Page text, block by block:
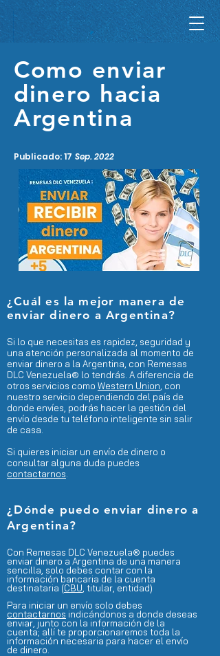
Como enviar
dinero hacia
Argentina
Publicado: 17 Sep. 2022
¿Cuál
es la mejor manera de
enviar dinero a Argentina?
Si lo que necesitas es rapidez, seguridad y
una atención personalizada al momento de
enviar dinero a la Argentina, con Remesas
DLC Venezuela® lo tendrás. A diferencia de
otros servicios como Western Union , con
nuestro servicio dependiendo del país de
donde envíes, podrás hacer la gestión del
envío desde tu teléfono inteligente sin salir
de casa.
Si quieres iniciar un envío de dinero o
consultar alguna duda puedes
contactarnos
¿Dónde puedo enviar dinero a
Argentina?
Con Remesas DLC Venezuela® puedes
enviar dinero a Argentina de una manera
sencilla, solo debes contar con la
información bancaria de la cuenta
destinataria (CBU , titular, entidad)
Para iniciar un envío solo debes
contactarnos indicándonos a donde deseas
enviar, junto con la información de la
cuenta; allí te proporcionaremos toda la
información necesaria para hacer el envío
de dinero.